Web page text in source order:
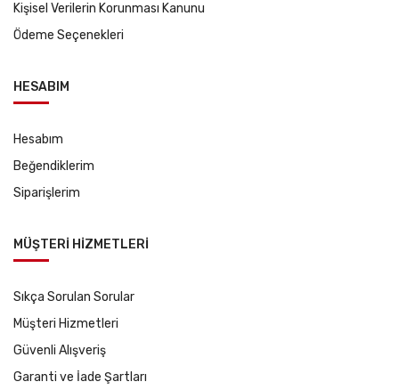
Kişisel Verilerin Korunması Kanunu
Ödeme Seçenekleri
HESABIM
Hesabım
Beğendiklerim
Siparişlerim
MÜŞTERİ HİZMETLERİ
Sıkça Sorulan Sorular
Müşteri Hizmetleri
Güvenli Alışveriş
Garanti ve İade Şartları